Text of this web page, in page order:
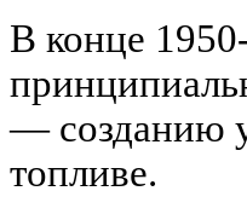
В конце
— созданию
топливе.